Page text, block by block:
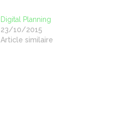
Digital Planning
23/10/2015
Article similaire